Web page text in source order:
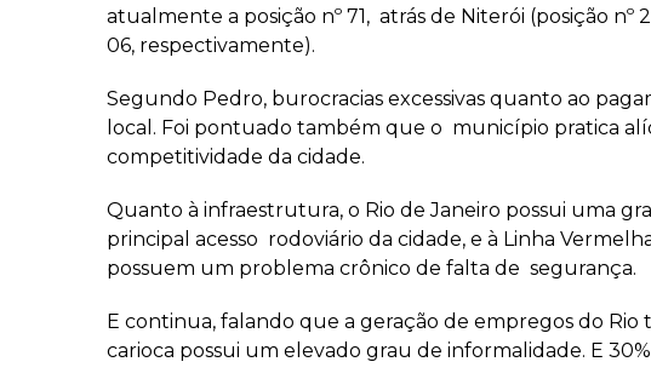
atualmente a posição nº 71, atrás de Niterói (posição nº
06, respectivamente).
Segundo Pedro, burocracias excessivas quanto ao
local. Foi pontuado também que o município pratica
competitividade da cidade.
Quanto à infraestrutura, o Rio de Janeiro possui uma
principal acesso rodoviário da cidade, e à Linha
possuem um problema crônico de falta de segurança.
E continua, falando que a geração de empregos do Rio
carioca possui um elevado grau de informalidade. E